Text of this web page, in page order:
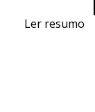
Ler resumo